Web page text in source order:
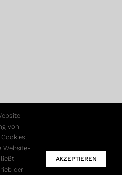
2026 | All Rights Reserved
von
Website-
der
AKZEPTIEREN